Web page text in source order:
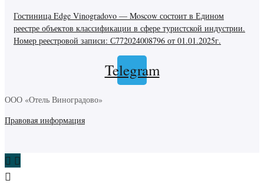
Гостиница Edge Vinogradovo — Moscow состоит в Едином
реестре объектов классификации в сфере туристской индустрии.
Номер реестровой записи: С772024008796 от 01.01.2025г.
Telegram
ООО «Отель Виноградово»
Правовая информация